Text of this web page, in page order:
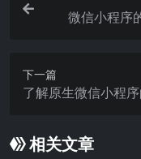
微信小程序
下一篇
了解原生微信小程
相关文章